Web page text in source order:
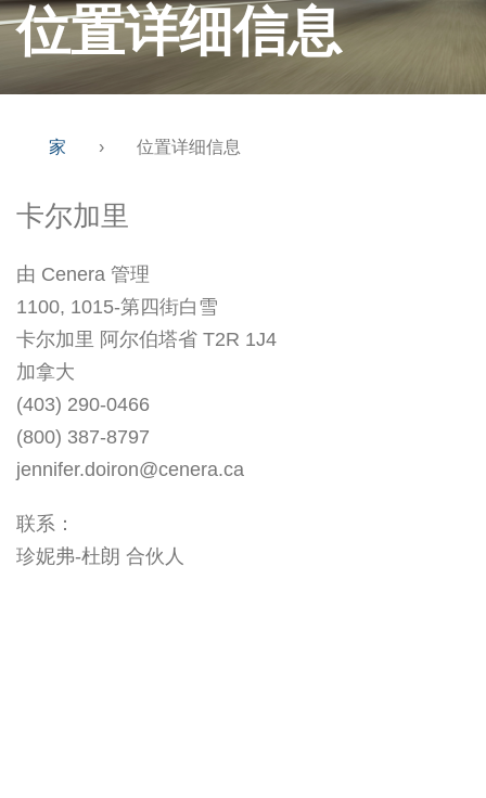
位置详细信息
家 › 位置详细信息
卡尔加里
由 Cenera 管理
1100, 1015-第四街白雪
卡尔加里 阿尔伯塔省 T2R 1J4
加拿大
(403) 290-0466
(800) 387-8797
jennifer.doiron@cenera.ca
联系：
珍妮弗-杜朗 合伙人